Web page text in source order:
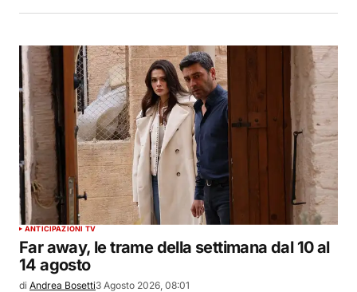
ANTICIPAZIONI TV
Far away, le trame della settimana dal 10 al
14 agosto
di Andrea Bosetti3 Agosto 2026, 08:01